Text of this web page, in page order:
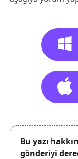
Bu yazı
gönderiyi